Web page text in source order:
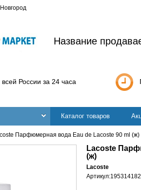
Название
всей России за 24 часа
Каталог товаров
Парфюмерная вода Eau de Lacoste 90 ml (ж)
Lacoste
(ж)
Lacoste
Артикул: